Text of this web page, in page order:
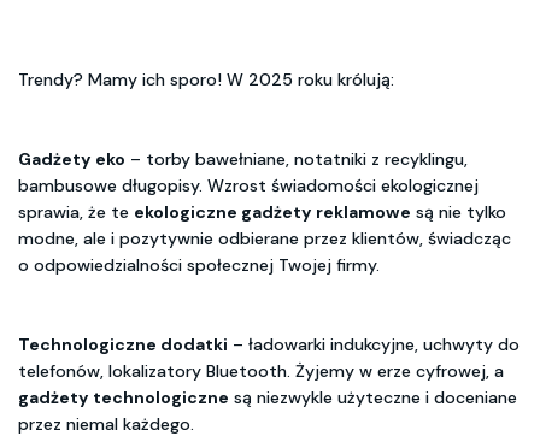
Trendy? Mamy ich sporo! W 2025 roku królują:
Gadżety eko – torby bawełniane, notatniki z recyklingu,
bambusowe długopisy. Wzrost świadomości ekologicznej
sprawia, że te ekologiczne gadżety reklamowe są nie tylko
modne, ale i pozytywnie odbierane przez klientów, świadcząc
o odpowiedzialności społecznej Twojej firmy.
Technologiczne dodatki – ładowarki indukcyjne, uchwyty do
telefonów, lokalizatory Bluetooth. Żyjemy w erze cyfrowej, a
gadżety technologiczne są niezwykle użyteczne i doceniane
przez niemal każdego.